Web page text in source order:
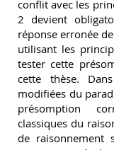
conflit avec les
2 devient
réponse erronée
utilisant les
tester cette
cette thèse.
modifiées du
présomption
classiques du
de raisonnement